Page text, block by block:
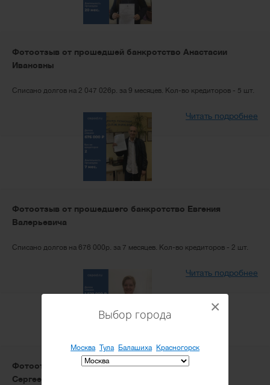
Выбор города
Москва Тула Балашиха Красногорск
×
Фотоотзыв от прошедшей банкротство Анастасии
Ивановны
Списано долгов на 2 047 026р. за 9 месяцев. Кол-во кредиторов - 5 шт.
Читать подробнее
Фотоотзыв от прошедшего банкротство Евгения
Валерьевича
Списано долгов на 676 000р. за 7 месяцев. Кол-во кредиторов - 2 шт.
Читать подробнее
Фотоотзыв от прошедшей банкротство Кристины
Сергеевны